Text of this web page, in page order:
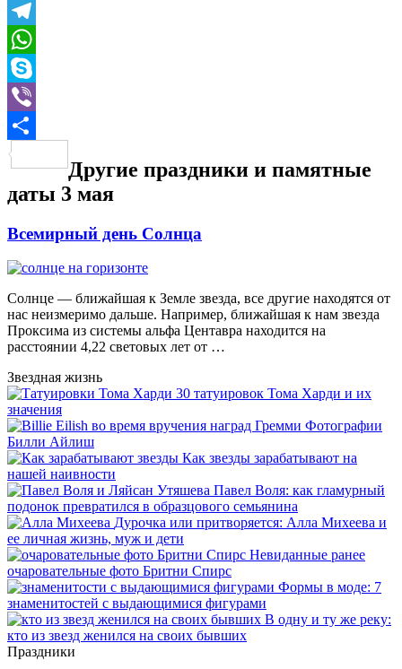
Twitter
Telegram
WhatsApp
Skype
Viber
Другие праздники и памятные
даты 3 мая
Всемирный день Солнца
Солнце — ближайшая к Земле звезда, все другие находятся от
нас неизмеримо дальше. Например, ближайшая к нам звезда
Проксима из системы aльфа Центавра находится на
расстоянии 4,22 световых лет от …
Звездная жизнь
30 татуировок Тома Харди и их
значения
Фотографии
Билли Айлиш
Как звезды зарабатывают на
нашей наивности
Павел Воля: как гламурный
подонок превратился в образцового семьянина
Дурочка или притворяется: Алла Михеева и
ее личная жизнь, муж и дети
Невиданные ранее
очаровательные фото Бритни Спирс
Формы в моде: 7
знаменитостей с выдающимися фигурами
В одну и ту же реку:
кто из звезд женился на своих бывших
Праздники